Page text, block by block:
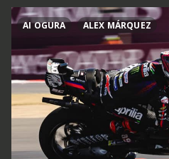
AI OGURA ALEX MÁRQUEZ